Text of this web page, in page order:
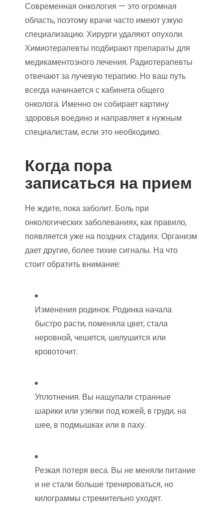
Современная онкология — это огромная
область, поэтому врачи часто имеют узкую
специализацию. Хирурги удаляют опухоли.
Химиотерапевты подбирают препараты для
медикаментозного лечения. Радиотерапевты
отвечают за лучевую терапию. Но ваш путь
всегда начинается с кабинета общего
онколога. Именно он собирает картину
здоровья воедино и направляет к нужным
специалистам, если это необходимо.
Когда пора
записаться на прием
Не ждите, пока заболит. Боль при
онкологических заболеваниях, как правило,
появляется уже на поздних стадиях. Организм
дает другие, более тихие сигналы. На что
стоит обратить внимание:
Изменения родинок. Родинка начала
быстро расти, поменяла цвет, стала
неровной, чешется, шелушится или
кровоточит.
Уплотнения. Вы нащупали странные
шарики или узелки под кожей, в груди, на
шее, в подмышках или в паху.
Резкая потеря веса. Вы не меняли питание
и не стали больше тренироваться, но
килограммы стремительно уходят.